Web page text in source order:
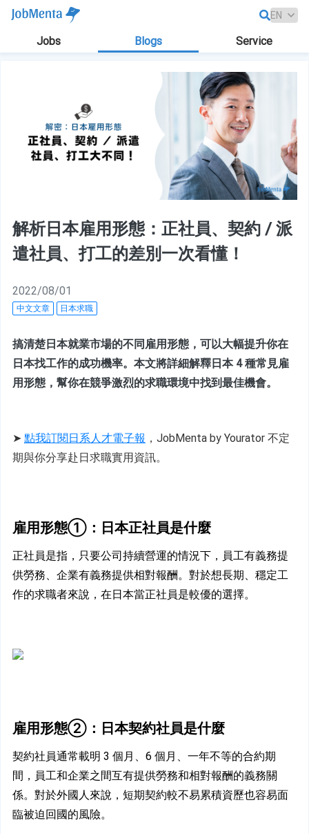
Jobs Blogs Service
解析日本雇用形態：正社員、契約 / 派
遣社員、打工的差別一次看懂！
2022/08/01
中文文章 日本求職
搞清楚日本就業市場的不同雇用形態，可以大幅提升你在
日本找工作的成功機率。本文將詳細解釋日本 4 種常見雇
用形態，幫你在競爭激烈的求職環境中找到最佳機會。
➤ 點我訂閱日系人才電子報 ，JobMenta by Yourator 不定
期與你分享赴日求職實用資訊。
雇用形態①：日本正社員是什麼
正社員是指，只要公司持續營運的情況下，員工有義務提
供勞務、企業有義務提供相對報酬。對於想長期、穩定工
作的求職者來說，在日本當正社員是較優的選擇。
雇用形態②：日本契約社員是什麼
契約社員通常載明 3 個月、6 個月、一年不等的合約期
間，員工和企業之間互有提供勞務和相對報酬的義務關
係。對於外國人來說，短期契約較不易累積資歷也容易面
臨被迫回國的風險。